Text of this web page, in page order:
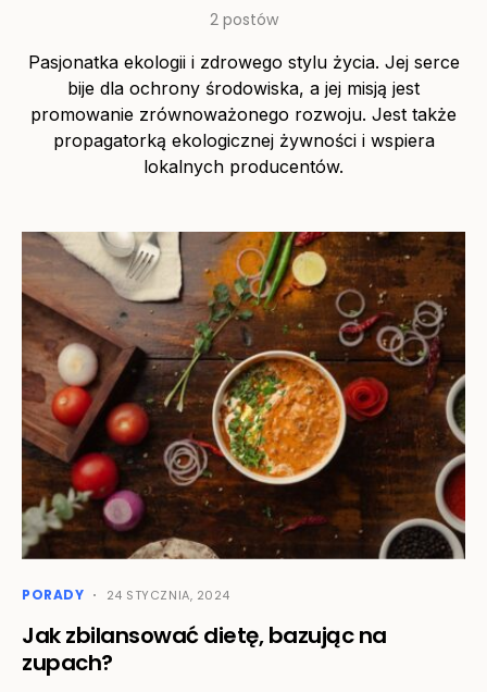
2 postów
Pasjonatka ekologii i zdrowego stylu życia. Jej serce
bije dla ochrony środowiska, a jej misją jest
promowanie zrównoważonego rozwoju. Jest także
propagatorką ekologicznej żywności i wspiera
lokalnych producentów.
PORADY 24 STYCZNIA, 2024
Jak zbilansować dietę, bazując na
zupach?